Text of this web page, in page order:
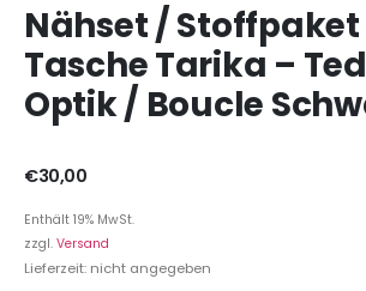
Nähset / Stoffpaket
Tasche Tarika –
Optik / Boucle
€30,00
Enthält 19% MwSt.
zzgl. Versand
Lieferzeit: nicht angegeben